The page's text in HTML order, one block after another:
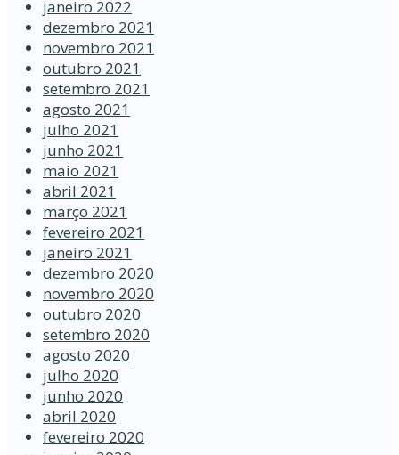
janeiro 2022
dezembro 2021
novembro 2021
outubro 2021
setembro 2021
agosto 2021
julho 2021
junho 2021
maio 2021
abril 2021
março 2021
fevereiro 2021
janeiro 2021
dezembro 2020
novembro 2020
outubro 2020
setembro 2020
agosto 2020
julho 2020
junho 2020
abril 2020
fevereiro 2020